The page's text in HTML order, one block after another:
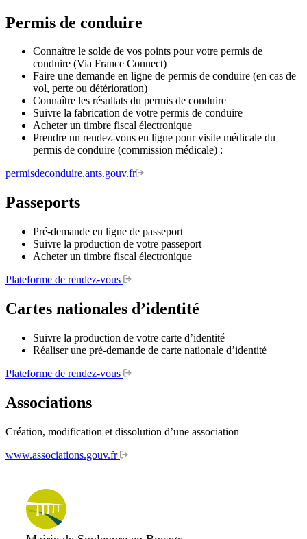
Permis de conduire
Connaître le solde de vos points pour votre permis de
conduire (Via France Connect)
Faire une demande en ligne de permis de conduire (en cas de
vol, perte ou détérioration)
Connaître les résultats du permis de conduire
Suivre la fabrication de votre permis de conduire
Acheter un timbre fiscal électronique
Prendre un rendez-vous en ligne pour visite médicale du
permis de conduire (commission médicale) :
permisdeconduire.ants.gouv.fr
Passeports
Pré-demande en ligne de passeport
Suivre la production de votre passeport
Acheter un timbre fiscal électronique
Plateforme de rendez-vous
Cartes nationales d’identité
Suivre la production de votre carte d’identité
Réaliser une pré-demande de carte nationale d’identité
Plateforme de rendez-vous
Associations
Création, modification et dissolution d’une association
www.associations.gouv.fr